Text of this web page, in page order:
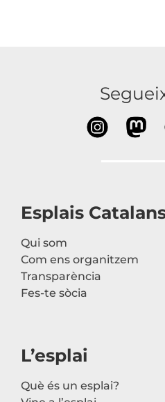
Esplais
Qui som
Com ens organitzem
Transparència
Fes-te sòcia
L’esplai
Què és un esplai?